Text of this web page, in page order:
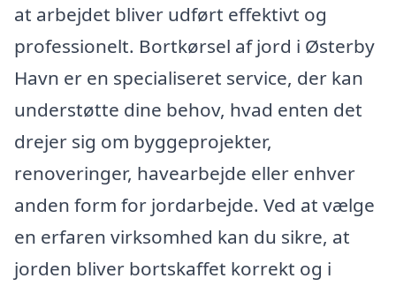
at arbejdet bliver udført effektivt og
professionelt. Bortkørsel af jord i Østerby
Havn er en specialiseret service, der kan
understøtte dine behov, hvad enten det
drejer sig om byggeprojekter,
renoveringer, havearbejde eller enhver
anden form for jordarbejde. Ved at vælge
en erfaren virksomhed kan du sikre, at
jorden bliver bortskaffet korrekt og i